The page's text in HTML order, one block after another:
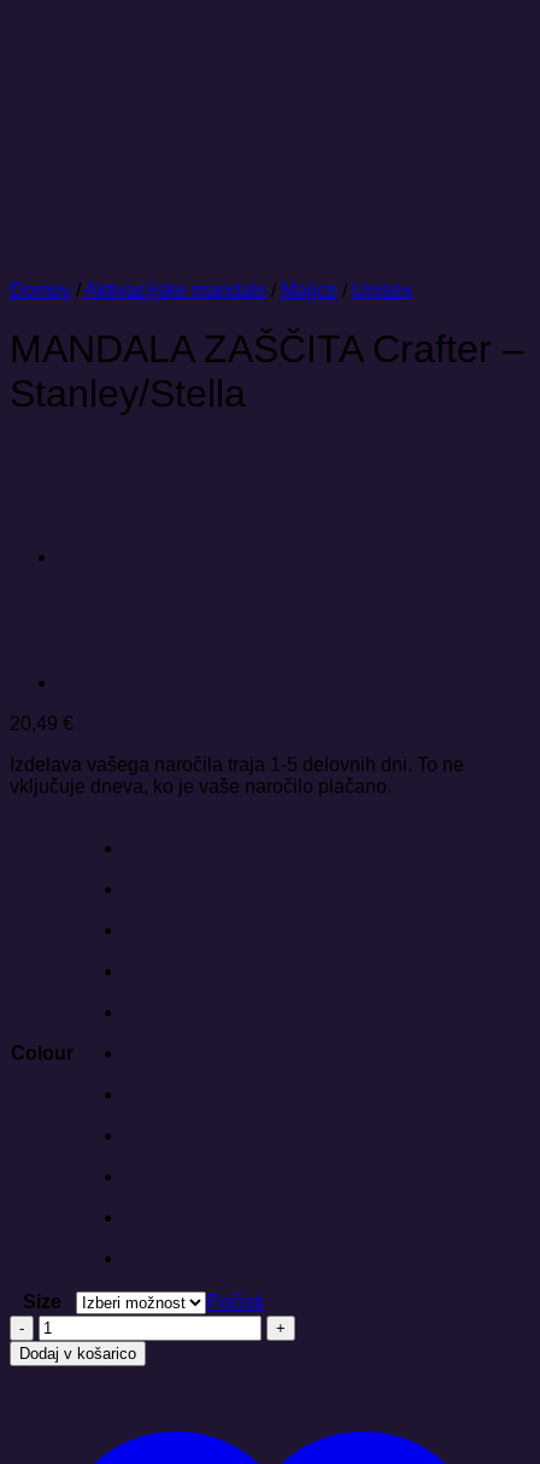
Domov /Aktivacijske mandale / Majice / Unisex
MANDALA ZAŠČITA Crafter –
Stanley/Stella
20,49 €
Izdelava vašega naročila traja 1-5 delovnih dni. To ne
vključuje dneva, ko je vaše naročilo plačano.
Colour
Size
Počisti
MANDALA
ZAŠČITA
Crafter
Dodaj v košarico